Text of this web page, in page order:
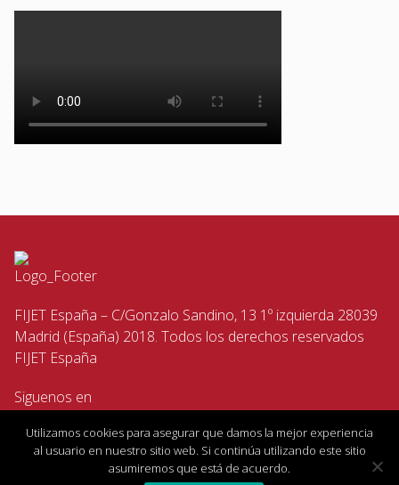
FIJET España – C/Gonzalo Sandino, 13 1º izquierda 28039
Madrid (España) 2018. Todos los derechos reservados
FIJET España
Siguenos en
Utilizamos cookies para asegurar que damos la mejor experiencia
al usuario en nuestro sitio web. Si continúa utilizando este sitio
asumiremos que está de acuerdo.